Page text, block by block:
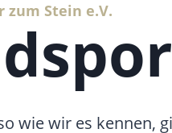
zum Stein e.V.
wie wir es kennen,